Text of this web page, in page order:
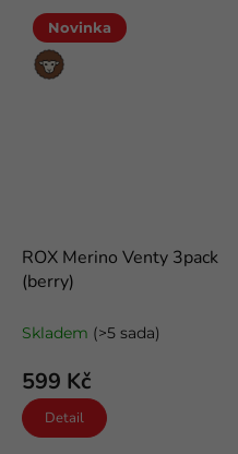
Novinka
Merino
vlna
ROX Merino Venty 3pack
(berry)
Skladem (>5 sada)
599 Kč
Detail